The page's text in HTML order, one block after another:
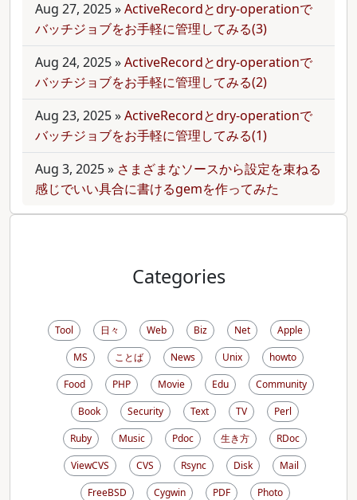
Aug 27, 2025»ActiveRecordとdry-operationで
バッチジョブをお手軽に管理してみる(3)
Aug 24, 2025»ActiveRecordとdry-operationで
バッチジョブをお手軽に管理してみる(2)
Aug 23, 2025»ActiveRecordとdry-operationで
バッチジョブをお手軽に管理してみる(1)
Aug 3, 2025» さまざまなソースから設定を束ねる
感じでいい具合に書けるgemを作ってみた
Categories
Tool 日々 Web Biz Net
Apple
MS
ことば News Unix
howto
Food
PHP Movie Edu
Community
Book
Security Text TV
Perl
Ruby
Music Pdoc 生き方
RDoc
ViewCVS
CVS Rsync Disk
Mail
FreeBSD
Cygwin PDF
Photo